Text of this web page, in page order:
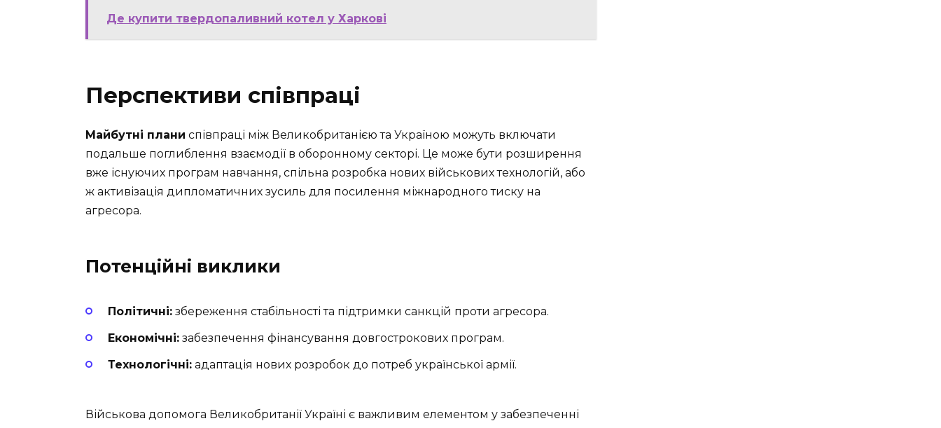
Де купити твердопаливний котел у Харкові
Перспективи співпраці
Майбутні плани співпраці між Великобританією та Україною можуть включати
подальше поглиблення взаємодії в оборонному секторі. Це може бути розширення
вже існуючих програм навчання, спільна розробка нових військових технологій, або
ж активізація дипломатичних зусиль для посилення міжнародного тиску на
агресора.
Потенційні виклики
Політичні: збереження стабільності та підтримки санкцій проти агресора.
Економічні: забезпечення фінансування довгострокових програм.
Технологічні: адаптація нових розробок до потреб української армії.
Військова допомога Великобританії Україні є важливим елементом у забезпеченні